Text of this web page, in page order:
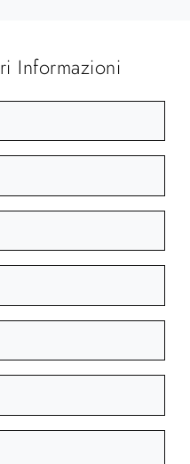
Informazioni